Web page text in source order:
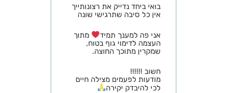
בואי ביחד נדייק את רצונותייך
אין כל סיבה שתרגישי שונה
אני פה למענך תמיד
מתוך
העצמה לדימוי גוף בטוח,
שמקרין מתוכך החוצה.
חשוב !!!!!!
מודעות לפעמים מצילה חיים
לכי להיבדק יקירה